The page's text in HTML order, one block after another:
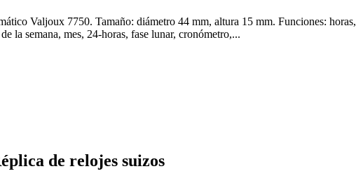
Valjoux 7750. Tamaño: diámetro 44 mm, altura 15 mm. Funciones: horas,
la semana, mes, 24-horas, fase lunar, cronómetro,...
de relojes suizos